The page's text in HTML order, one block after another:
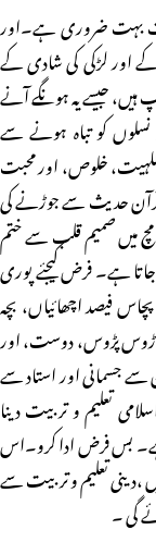
بہت ضروری ہے۔اور
اور لڑکی کی شادی کے
جیسے یہ ہونگے آنے
کو تباہ ہونے سے
خلوص، اور محبت
قرآن حدیث سے جوڑنے کی
میں صمیم قلب سے ختم
ہے۔ فرض کیجئے پوری
فیصد اچھائیاں، بچہ
اڑوس پڑوس، دوست، اور
سے جسمانی اور استاد سے
تعلیم و تربیت دینا
بس فرض ادا کرو۔اس
تعلیم و تربیت سے
گی ۔